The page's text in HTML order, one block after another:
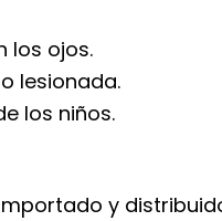
los ojos.
lesionada.
los niños.
y